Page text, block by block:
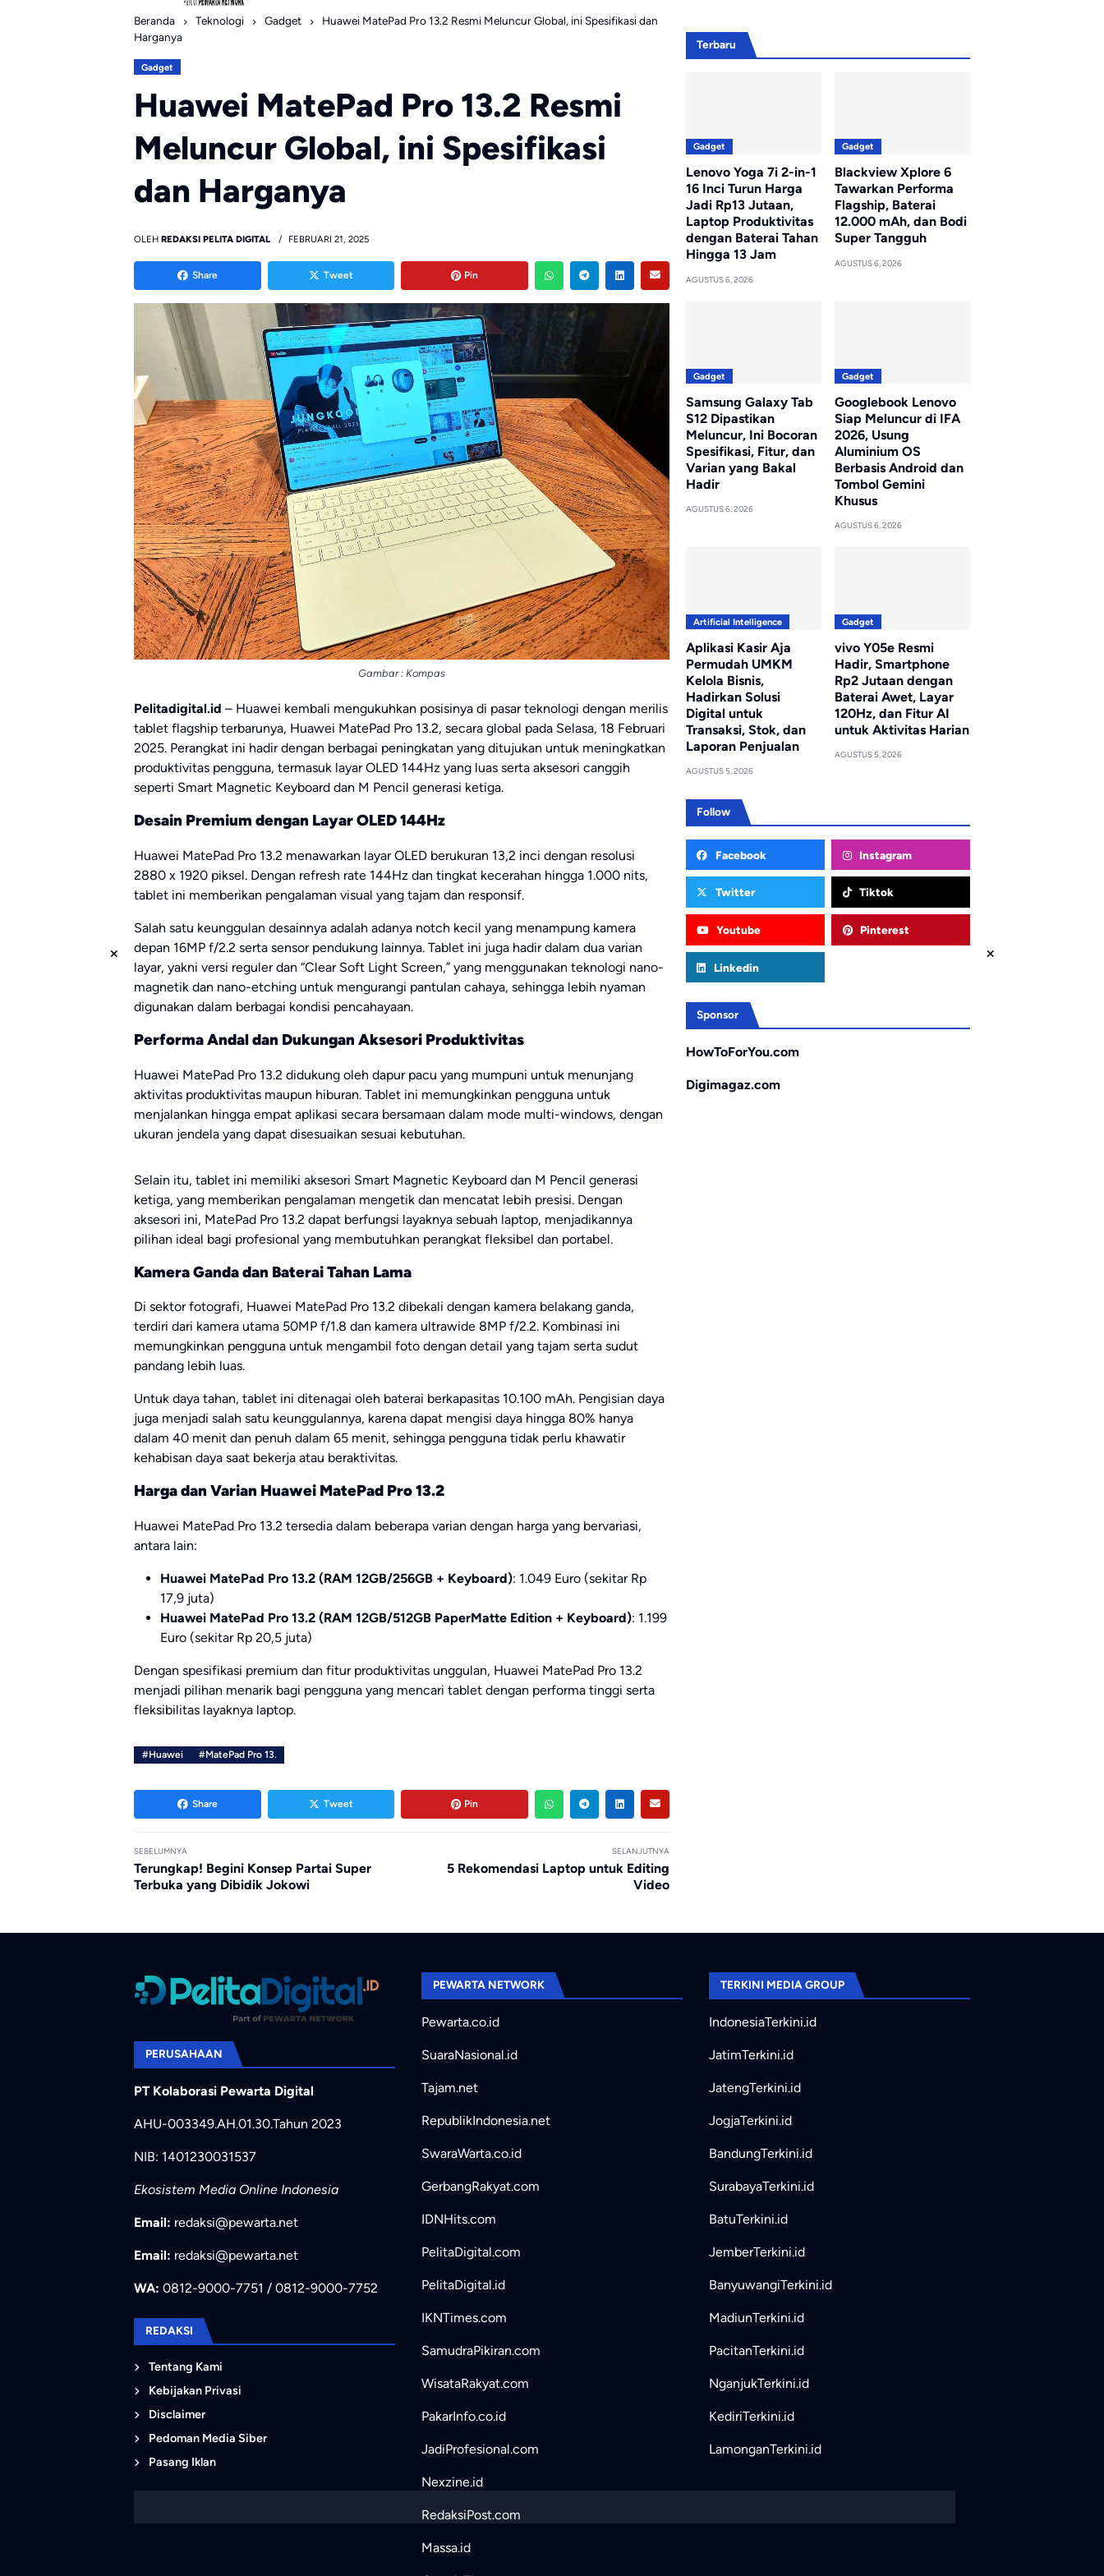
Beranda Teknologi Gadget
Huawei MatePad Pro 13.2 Resmi Meluncur Global, ini Spesifikasi dan
Harganya
Gadget
Huawei MatePad Pro 13.2 Resmi
Meluncur Global, ini Spesifikasi
dan Harganya
OLEH REDAKSI PELITA DIGITAL FEBRUARI 21, 2025
Share Tweet Pin
Gambar : Kompas
Pelitadigital.id – Huawei kembali mengukuhkan posisinya di pasar teknologi dengan merilis
tablet flagship terbarunya, Huawei MatePad Pro 13.2, secara global pada Selasa, 18 Februari
2025. Perangkat ini hadir dengan berbagai peningkatan yang ditujukan untuk meningkatkan
produktivitas pengguna, termasuk layar OLED 144Hz yang luas serta aksesori canggih
seperti Smart Magnetic Keyboard dan M Pencil generasi ketiga.
Desain Premium dengan Layar OLED 144Hz
Huawei MatePad Pro 13.2 menawarkan layar OLED berukuran 13,2 inci dengan resolusi
2880 x 1920 piksel. Dengan refresh rate 144Hz dan tingkat kecerahan hingga 1.000 nits,
tablet ini memberikan pengalaman visual yang tajam dan responsif.
Salah satu keunggulan desainnya adalah adanya notch kecil yang menampung kamera
depan 16MP f/2.2 serta sensor pendukung lainnya. Tablet ini juga hadir dalam dua varian
layar, yakni versi reguler dan “Clear Soft Light Screen,” yang menggunakan teknologi nano-
magnetik dan nano-etching untuk mengurangi pantulan cahaya, sehingga lebih nyaman
digunakan dalam berbagai kondisi pencahayaan.
Performa Andal dan Dukungan Aksesori Produktivitas
Huawei MatePad Pro 13.2 didukung oleh dapur pacu yang mumpuni untuk menunjang
aktivitas produktivitas maupun hiburan. Tablet ini memungkinkan pengguna untuk
menjalankan hingga empat aplikasi secara bersamaan dalam mode multi-windows, dengan
ukuran jendela yang dapat disesuaikan sesuai kebutuhan.
Selain itu, tablet ini memiliki aksesori Smart Magnetic Keyboard dan M Pencil generasi
ketiga, yang memberikan pengalaman mengetik dan mencatat lebih presisi. Dengan
aksesori ini, MatePad Pro 13.2 dapat berfungsi layaknya sebuah laptop, menjadikannya
pilihan ideal bagi profesional yang membutuhkan perangkat fleksibel dan portabel.
Kamera Ganda dan Baterai Tahan Lama
Di sektor fotografi, Huawei MatePad Pro 13.2 dibekali dengan kamera belakang ganda,
terdiri dari kamera utama 50MP f/1.8 dan kamera ultrawide 8MP f/2.2. Kombinasi ini
memungkinkan pengguna untuk mengambil foto dengan detail yang tajam serta sudut
pandang lebih luas.
Untuk daya tahan, tablet ini ditenagai oleh baterai berkapasitas 10.100 mAh. Pengisian daya
juga menjadi salah satu keunggulannya, karena dapat mengisi daya hingga 80% hanya
dalam 40 menit dan penuh dalam 65 menit, sehingga pengguna tidak perlu khawatir
kehabisan daya saat bekerja atau beraktivitas.
Harga dan Varian Huawei MatePad Pro 13.2
Huawei MatePad Pro 13.2 tersedia dalam beberapa varian dengan harga yang bervariasi,
antara lain:
Huawei MatePad Pro 13.2 (RAM 12GB/256GB + Keyboard): 1.049 Euro (sekitar Rp
17,9 juta)
Huawei MatePad Pro 13.2 (RAM 12GB/512GB PaperMatte Edition + Keyboard): 1.199
Euro (sekitar Rp 20,5 juta)
Dengan spesifikasi premium dan fitur produktivitas unggulan, Huawei MatePad Pro 13.2
menjadi pilihan menarik bagi pengguna yang mencari tablet dengan performa tinggi serta
fleksibilitas layaknya laptop.
#Huawei #MatePad Pro 13.
Share Tweet Pin
SEBELUMNYA
Terungkap! Begini Konsep Partai Super
Terbuka yang Dibidik Jokowi
SELANJUTNYA
5 Rekomendasi Laptop untuk Editing
Video
Terbaru
Gadget
Lenovo Yoga 7i 2-in-1
16 Inci Turun Harga
Jadi Rp13 Jutaan,
Laptop Produktivitas
dengan Baterai Tahan
Hingga 13 Jam
AGUSTUS 6, 2026
Gadget
Blackview Xplore 6
Tawarkan Performa
Flagship, Baterai
12.000 mAh, dan Bodi
Super Tangguh
AGUSTUS 6, 2026
Gadget
Samsung Galaxy Tab
S12 Dipastikan
Meluncur, Ini Bocoran
Spesifikasi, Fitur, dan
Varian yang Bakal
Hadir
AGUSTUS 6, 2026
Gadget
Googlebook Lenovo
Siap Meluncur di IFA
2026, Usung
Aluminium OS
Berbasis Android dan
Tombol Gemini
Khusus
AGUSTUS 6, 2026
Artificial Intelligence
Aplikasi Kasir Aja
Permudah UMKM
Kelola Bisnis,
Hadirkan Solusi
Digital untuk
Transaksi, Stok, dan
Laporan Penjualan
AGUSTUS 5, 2026
Gadget
vivo Y05e Resmi
Hadir, Smartphone
Rp2 Jutaan dengan
Baterai Awet, Layar
120Hz, dan Fitur AI
untuk Aktivitas Harian
AGUSTUS 5, 2026
Follow
Facebook Instagram
Twitter Tiktok
Youtube Pinterest
Linkedin
Sponsor
HowToForYou.com
Digimagaz.com
PERUSAHAAN
PT Kolaborasi Pewarta Digital
AHU-003349.AH.01.30.Tahun 2023
NIB: 1401230031537
Ekosistem Media Online Indonesia
Email: redaksi@pewarta.net
Email: redaksi@pewarta.net
WA: 0812-9000-7751 / 0812-9000-7752
REDAKSI
Tentang Kami
Kebijakan Privasi
Disclaimer
Pedoman Media Siber
Pasang Iklan
PEWARTA NETWORK
Pewarta.co.id
SuaraNasional.id
Tajam.net
RepublikIndonesia.net
SwaraWarta.co.id
GerbangRakyat.com
IDNHits.com
PelitaDigital.com
PelitaDigital.id
IKNTimes.com
SamudraPikiran.com
WisataRakyat.com
PakarInfo.co.id
JadiProfesional.com
Nexzine.id
RedaksiPost.com
Massa.id
TERKINI MEDIA GROUP
IndonesiaTerkini.id
JatimTerkini.id
JatengTerkini.id
JogjaTerkini.id
BandungTerkini.id
SurabayaTerkini.id
BatuTerkini.id
JemberTerkini.id
BanyuwangiTerkini.id
MadiunTerkini.id
PacitanTerkini.id
NganjukTerkini.id
KediriTerkini.id
LamonganTerkini.id